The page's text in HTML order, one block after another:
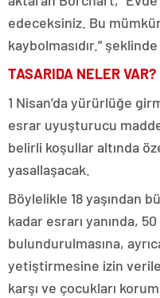
edeceksiniz. Bu
kaybolmasıdır.”
TASARIDA NELER VAR?
1 Nisan’da yürürlüğe
esrar uyuşturucu
belirli koşullar altında
yasallaşacak.
Böylelikle 18 yaşından
kadar esrarı yanında,
bulundurulmasına,
yetiştirmesine izin
karşı ve çocukları